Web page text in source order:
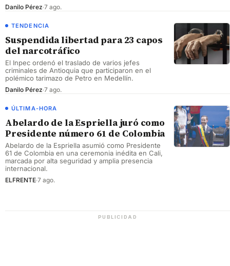
Danilo Pérez 7 ago.
TENDENCIA
Suspendida libertad para 23 capos
del narcotráfico
El Inpec ordenó el traslado de varios jefes
criminales de Antioquia que participaron en el
polémico tarimazo de Petro en Medellín.
Danilo Pérez 7 ago.
ÚLTIMA-HORA
Abelardo de la Espriella juró como
Presidente número 61 de Colombia
Abelardo de la Espriella asumió como Presidente
61 de Colombia en una ceremonia inédita en Cali,
marcada por alta seguridad y amplia presencia
internacional.
ELFRENTE 7 ago.
PUBLICIDAD